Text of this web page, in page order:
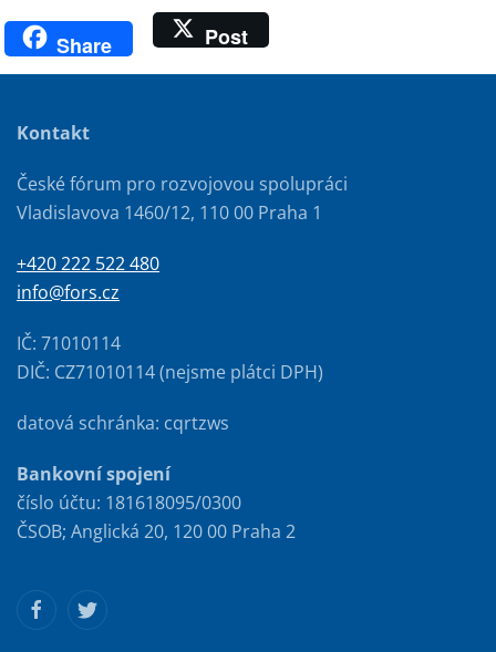
Share Post
Kontakt
České fórum pro rozvojovou spolupráci
Vladislavova 1460/12, 110 00 Praha 1
+420 222 522 480
info@fors.cz
IČ: 71010114
DIČ: CZ71010114 (nejsme plátci DPH)
datová schránka: cqrtzws
Bankovní spojení
číslo účtu: 181618095/0300
ČSOB; Anglická 20, 120 00 Praha 2